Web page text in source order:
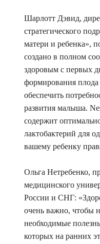
Шарлотт Дэвид,
стратегического
матери и ребенка»,
создано в полном
здоровым с первых
формирования плода
обеспечить
развития малыша.
содержит
лактобактерий для
вашему ребенку
Ольга Нетребенко,
медицинского
России и СНГ:
очень важно, чтобы
необходимые
которых на ранних